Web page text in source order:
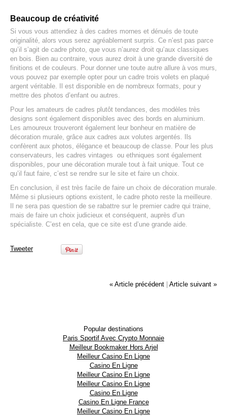
Beaucoup de créativité
Si vous vous attendiez à des cadres mornes et dénués de toute
originalité, alors vous serez agréablement surpris. Ce n’est pas parce
qu’il s’agit de cadre photo, que vous n’aurez droit qu’aux classiques
en bois. Bien au contraire, vous aurez droit à une grande diversité de
finitions et de couleurs. Pour donner une toute autre allure à vos murs,
vous pouvez par exemple opter pour un cadre trois volets en plaqué
argent véritable. Il est disponible en de nombreux formats, pour y
mettre des photos d’enfant ou autres.
Pour les amateurs de cadres plutôt tendances, des modèles très
designs sont également disponibles avec des bords en aluminium.
Les amoureux trouveront également leur bonheur en matière de
décoration murale, grâce aux cadres aux volutes argentés. Ils
confèrent aux photos, élégance et beaucoup de classe. Pour les plus
conservateurs, les cadres vintages ou ethniques sont également
disponibles, pour une décoration murale tout à fait unique. Tout ce
qu’il faut faire, c’est se rendre sur le site et faire un choix.
En conclusion, il est très facile de faire un choix de décoration murale.
Même si plusieurs options existent, le cadre photo reste la meilleure.
Il ne sera pas question de se rabattre sur le premier cadre qui traine,
mais de faire un choix judicieux et conséquent, auprès d’un
spécialiste. C’est en cela, que ce site est d’une grande aide.
Tweeter
« Article précédent Article suivant »
Popular destinations
Paris Sportif Avec Crypto Monnaie
Meilleur Bookmaker Hors Arjel
Meilleur Casino En Ligne
Casino En Ligne
Meilleur Casino En Ligne
Meilleur Casino En Ligne
Casino En Ligne
Casino En Ligne France
Meilleur Casino En Ligne